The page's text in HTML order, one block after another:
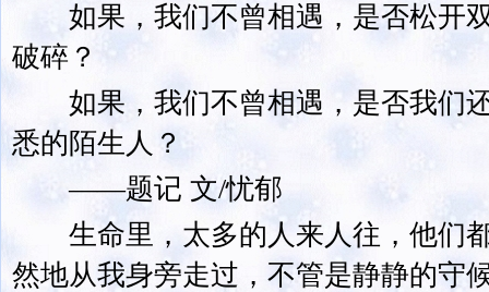
如果，我们不曾相遇，是否松开
破碎？
如果，我们不曾相遇，是否我们
悉的陌生人？
——题记 文/忧郁
生命里，太多的人来人往，他们
然地从我身旁走过，不管是静静的守